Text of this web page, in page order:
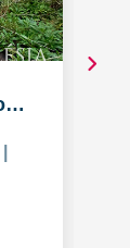
CHALONS PROCHE CENTRE: Maison de 5 pièces avec garage